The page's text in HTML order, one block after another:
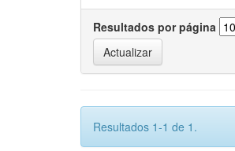
Resultados por página
Resultados 1-1 de 1.